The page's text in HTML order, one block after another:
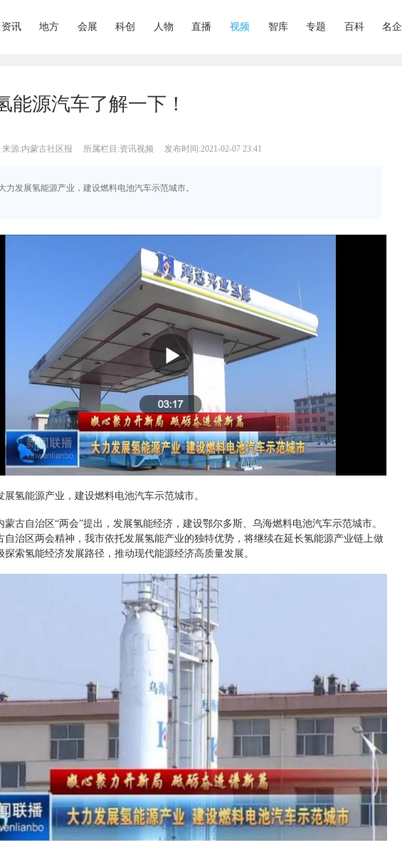
资讯 地方 会展 科创 人物 直播 视频 智库 专题 百科 名企
能源汽车了解一下！
来源:内蒙古社区报 所属栏目:资讯视频 发布时间:2021-02-07 23:41
力发展氢能源产业，建设燃料电池汽车示范城市。
展氢能源产业，建设燃料电池汽车示范城市。
蒙古自治区“两会”提出，发展氢能经济，建设鄂尔多斯、乌海燃料电池汽车示范城市。
自治区两会精神，我市依托发展氢能产业的独特优势，将继续在延长氢能源产业链上做
探索氢能经济发展路径，推动现代能源经济高质量发展。